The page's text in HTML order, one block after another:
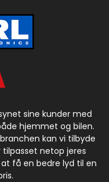
sine kunder med
hjemmet og bilen.
kan vi tilbyde
netop jeres
få en bedre lyd til en